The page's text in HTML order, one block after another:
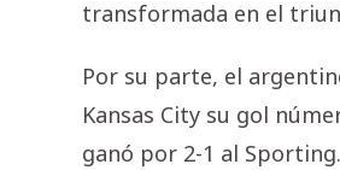
transformada en el
Por su parte, el
Kansas City su gol
ganó por 2-1 al Sporting.